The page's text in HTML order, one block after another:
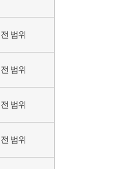
전 범위
전 범위
전 범위
전 범위